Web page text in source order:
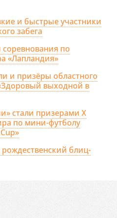
и быстрые участники
забега
по
«Лапландия»
и призёры областного
выходной в
стали призерами X
по мини-футболу
блиц-